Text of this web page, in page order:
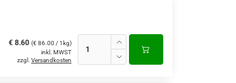
€ 8.60 (€ 86.00 / 1kg)
inkl. MWST
zzgl. Versandkosten